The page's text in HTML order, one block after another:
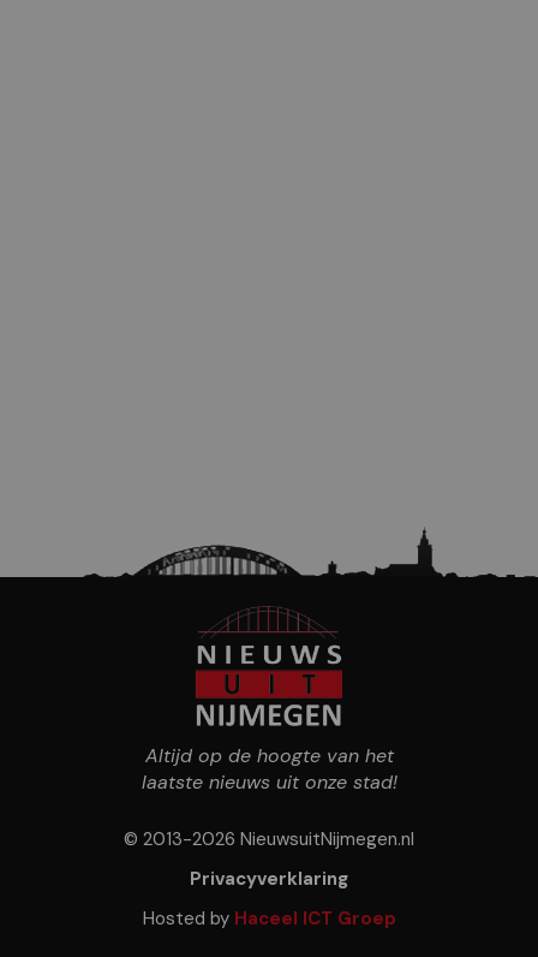
Altijd op de hoogte van het
laatste nieuws uit onze stad!
© 2013-2026 NieuwsuitNijmegen.nl
Privacyverklaring
Hosted by Haceel ICT Groep